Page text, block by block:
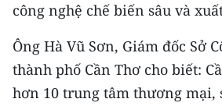
Media Y tế
Media Khoa học - Công nghệ
Media Môi trường
công nghệ chế biến sâu và
Ông Hà Vũ Sơn, Giám đốc Sở
thành phố Cần Thơ cho biết:
hơn 10 trung tâm thương mại,